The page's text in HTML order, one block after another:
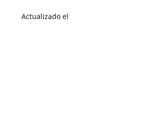
Actualizado el